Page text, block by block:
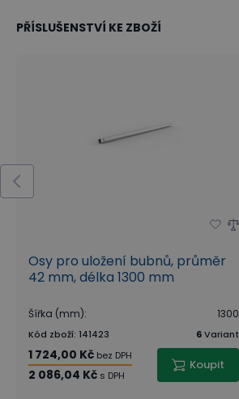
PŘÍSLUŠENSTVÍ KE ZBOŽÍ
Osy pro uložení bubnů, průměr
42 mm, délka 1300 mm
Šířka (mm): 1300
Kód zboží: 141423 6Variant
1 724,00 Kč bez DPH
2 086,04 Kč s DPH
Koupit